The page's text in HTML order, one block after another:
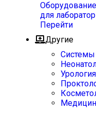
Оборудование
для
Перейти
Другие
Урология